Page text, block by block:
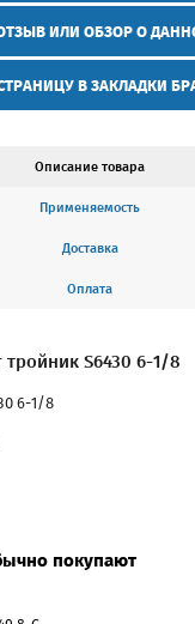
ИЛИ ОБЗОР О
В ЗАКЛАДКИ
Описание товара
Применяемость
Доставка
Оплата
S6430 6-1/8
6-1/8
покупают